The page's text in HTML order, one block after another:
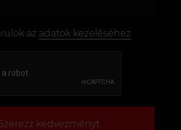
az adatok kezeléséhez
kedvezményt